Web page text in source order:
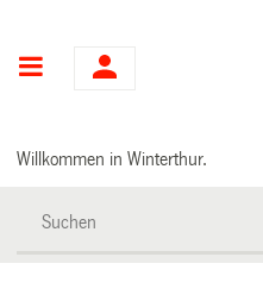
Hauptnavigation
Willkommen in Winterthur.